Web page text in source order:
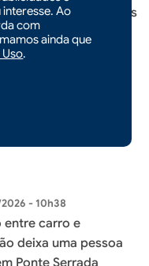
Ao
com
ainda que
Uso.
são apreendidos
em Faxinal
- 10h38
entre carro e
deixa uma pessoa